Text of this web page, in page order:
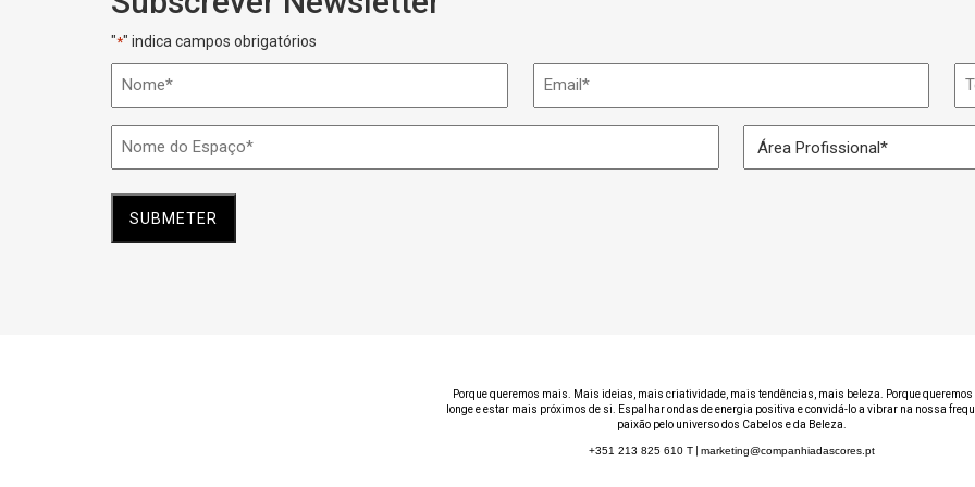
"*" indica campos obrigatórios
Nome Email
Nome
do
Área
Profissional
Porque queremos mais. Mais ideias, mais criatividade, mais tendências, mais beleza. Porque
longe e estar mais próximos de si. Espalhar ondas de energia positiva e convidá-lo a vibrar na nossa
paixão pelo universo dos Cabelos e da Beleza.
+351 213 825 610 T| marketing@companhiadascores.pt